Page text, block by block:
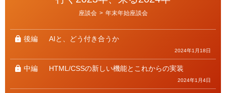
リ
ー
座談会 > 年末年始座談会
後編 AIと、どう付き合うか
2024年1月18日
中編 HTML/CSSの新しい機能とこれからの実装
2024年1月4日